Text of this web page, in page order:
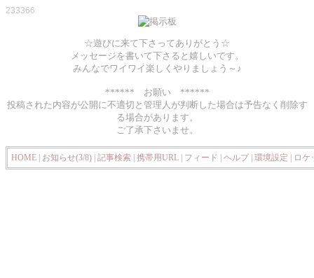
233366
☆遊びに来て下さってありがとう☆
メッセージを書いて下さると嬉しいです。
みんなでワイワイ楽しくやりましょう～♪
****** お願い ******
投稿された内容が公開に不適切と管理人が判断した場合は予告なく削除す
る場合があります。
ご了承下さいませ。
HOME | お知らせ(3/8) | 記事検索 | 携帯用URL | フィード | ヘルプ | 環境設定 | ロケ